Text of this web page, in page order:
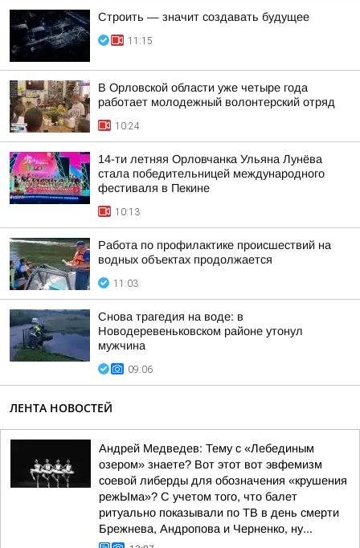
Строить — значит создавать будущее
11:15
В Орловской области уже четыре года
работает молодежный волонтерский отряд
10:24
14-ти летняя Орловчанка Ульяна Лунёва
стала победительницей международного
фестиваля в Пекине
10:13
Работа по профилактике происшествий на
водных объектах продолжается
11:03
Снова трагедия на воде: в
Новодеревеньковском районе утонул
мужчина
09:06
ЛЕНТА НОВОСТЕЙ
Андрей Медведев: Тему с «Лебединым
озером» знаете? Вот этот вот эвфемизм
соевой либерды для обозначения «крушения
режЫма»? С учетом того, что балет
ритуально показывали по ТВ в день смерти
Брежнева, Андропова и Черненко, ну...